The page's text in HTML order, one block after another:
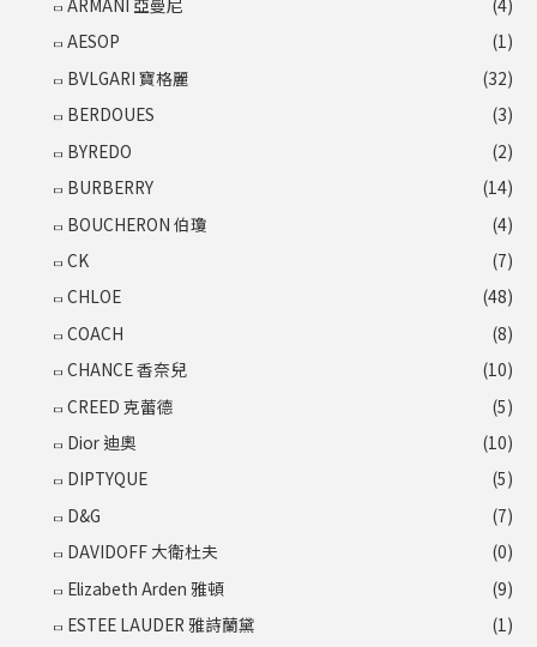
ARMANI 亞曼尼
(4)
AESOP
(1)
BVLGARI 寶格麗
(32)
BERDOUES
(3)
BYREDO
(2)
BURBERRY
(14)
BOUCHERON 伯瓊
(4)
CK
(7)
CHLOE
(48)
COACH
(8)
CHANCE 香奈兒
(10)
CREED 克蕾德
(5)
Dior 迪奧
(10)
DIPTYQUE
(5)
D&G
(7)
DAVIDOFF 大衛杜夫
(0)
Elizabeth Arden 雅頓
(9)
ESTEE LAUDER 雅詩蘭黛
(1)